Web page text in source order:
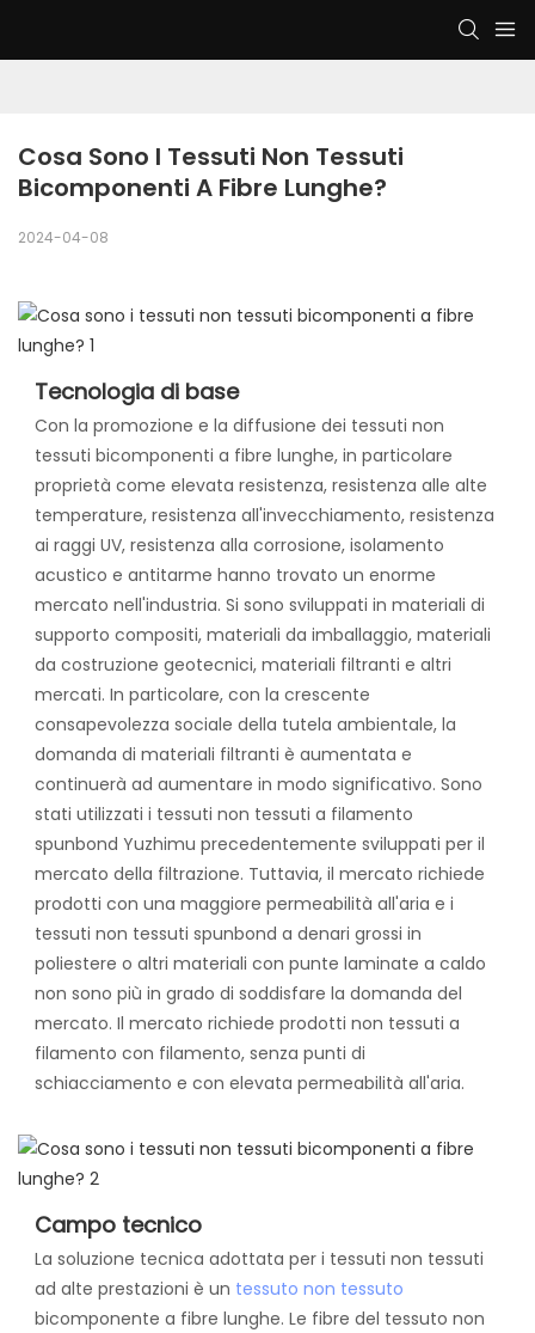
Cosa Sono I Tessuti Non Tessuti
Bicomponenti A Fibre Lunghe?
2024-04-08
Tecnologia di base
Con la promozione e la diffusione dei tessuti non
tessuti bicomponenti a fibre lunghe, in particolare
proprietà come elevata resistenza, resistenza alle alte
temperature, resistenza all'invecchiamento, resistenza
ai raggi UV, resistenza alla corrosione, isolamento
acustico e antitarme hanno trovato un enorme
mercato nell'industria. Si sono sviluppati in materiali di
supporto compositi, materiali da imballaggio, materiali
da costruzione geotecnici, materiali filtranti e altri
mercati. In particolare, con la crescente
consapevolezza sociale della tutela ambientale, la
domanda di materiali filtranti è aumentata e
continuerà ad aumentare in modo significativo. Sono
stati utilizzati i tessuti non tessuti a filamento
spunbond Yuzhimu precedentemente sviluppati per il
mercato della filtrazione. Tuttavia, il mercato richiede
prodotti con una maggiore permeabilità all'aria e i
tessuti non tessuti spunbond a denari grossi in
poliestere o altri materiali con punte laminate a caldo
non sono più in grado di soddisfare la domanda del
mercato. Il mercato richiede prodotti non tessuti a
filamento con filamento, senza punti di
schiacciamento e con elevata permeabilità all'aria.
Campo tecnico
La soluzione tecnica adottata per i tessuti non tessuti
ad alte prestazioni è un tessuto non tessuto
bicomponente a fibre lunghe. Le fibre del tessuto non